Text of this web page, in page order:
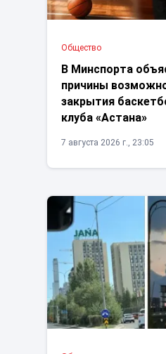
Общество
В Минспорта
причины
закрытия
клуба «Астана»
7 августа 2026 г., 23:05